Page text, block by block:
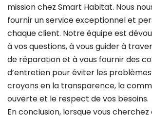
mission chez Smart Habitat. Nous
fournir un service exceptionnel et
chaque client. Notre équipe est
à vos questions, à vous guider à
de réparation et à vous fournir des
d’entretien pour éviter les problèmes
croyons en la transparence, la
ouverte et le respect de vos besoins.
En conclusion, lorsque vous cherchez